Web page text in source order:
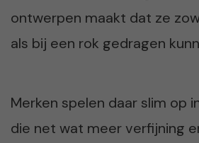
ontwerpen maakt dat ze
als bij een rok gedragen
Merken spelen daar slim op
die net wat meer verfijning